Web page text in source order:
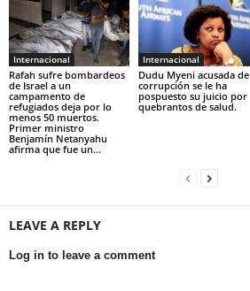
Internacional
Rafah sufre bombardeos
de Israel a un
campamento de
refugiados deja por lo
menos 50 muertos.
Primer ministro
Benjamín Netanyahu
afirma que fue un...
Internacional
Dudu Myeni acusada de
corrupción se le ha
pospuesto su juicio por
quebrantos de salud.
LEAVE A REPLY
Log in to leave a comment